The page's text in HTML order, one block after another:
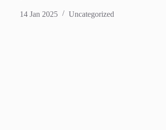
14 Jan 2025 Uncategorized